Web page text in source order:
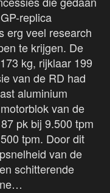
replica
erg veel research
te krijgen. De
kg, rijklaar 199
van de RD had
aluminium
van de
pk bij 9.500 tpm
tpm. Door dit
van de
schitterende